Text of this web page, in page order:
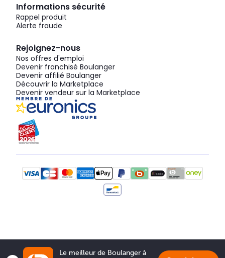
Informations sécurité
Rappel produit
Alerte fraude
Rejoignez-nous
Nos offres d'emploi
Devenir franchisé Boulanger
Devenir affilié Boulanger
Découvrir la Marketplace
Devenir vendeur sur la Marketplace
Le meilleur de Boulanger à